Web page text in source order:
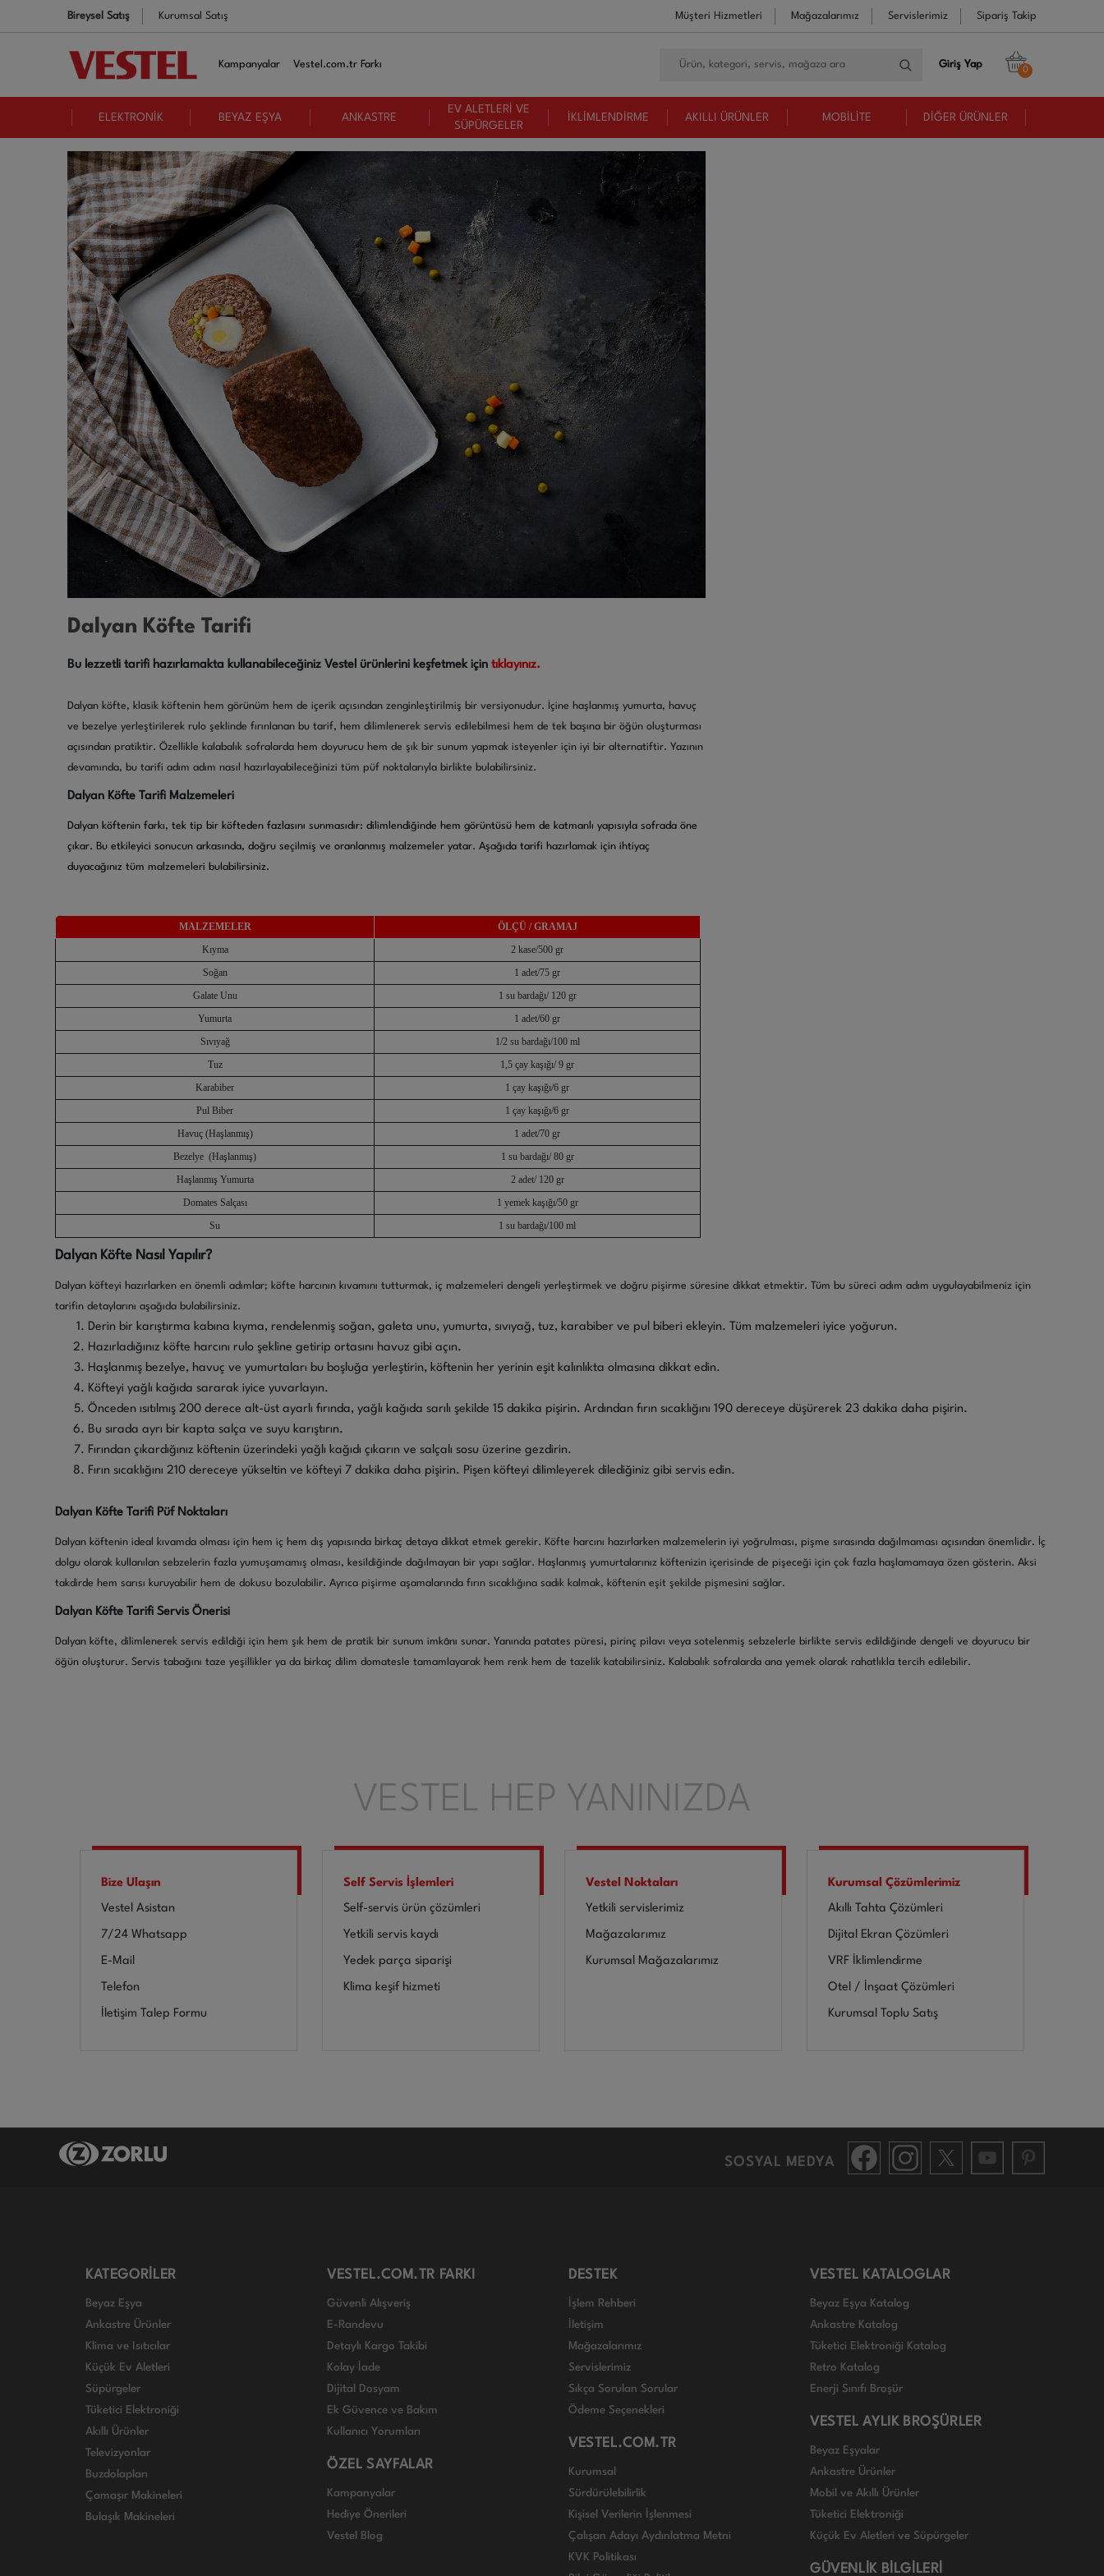
Bireysel Satış Kurumsal Satış Müşteri Hizmetleri Mağazalarımız Servislerimiz Sipariş Takip
Kampanyalar Vestel.com.tr Farkı Giriş Yap 0
ELEKTRONİK BEYAZ EŞYA ANKASTRE
EV ALETLERİ VE
SÜPÜRGELER
İKLİMLENDİRME AKILLI ÜRÜNLER MOBİLİTE DİĞER ÜRÜNLER
Dalyan Köfte Tarifi
Bu lezzetli tarifi hazırlamakta kullanabileceğiniz Vestel ürünlerini keşfetmek için tıklayınız.
Dalyan köfte, klasik köftenin hem görünüm hem de içerik açısından zenginleştirilmiş bir versiyonudur. İçine haşlanmış yumurta, havuç
ve bezelye yerleştirilerek rulo şeklinde fırınlanan bu tarif, hem dilimlenerek servis edilebilmesi hem de tek başına bir öğün oluşturması
açısından pratiktir. Özellikle kalabalık sofralarda hem doyurucu hem de şık bir sunum yapmak isteyenler için iyi bir alternatiftir. Yazının
devamında, bu tarifi adım adım nasıl hazırlayabileceğinizi tüm püf noktalarıyla birlikte bulabilirsiniz.
Dalyan Köfte Tarifi Malzemeleri
Dalyan köftenin farkı, tek tip bir köfteden fazlasını sunmasıdır: dilimlendiğinde hem görüntüsü hem de katmanlı yapısıyla sofrada öne
çıkar. Bu etkileyici sonucun arkasında, doğru seçilmiş ve oranlanmış malzemeler yatar. Aşağıda tarifi hazırlamak için ihtiyaç
duyacağınız tüm malzemeleri bulabilirsiniz.
MALZEMELER
ÖLÇÜ / GRAMAJ
Kıyma
2 kase/500 gr
Soğan
1 adet/75 gr
Galate Unu
1 su bardağı/ 120 gr
Yumurta
1 adet/60 gr
Sıvıyağ
1/2 su bardağı/100 ml
Tuz
1,5 çay kaşığı/ 9 gr
Karabiber
1 çay kaşığı/6 gr
Pul Biber
1 çay kaşığı/6 gr
Havuç (Haşlanmış)
1 adet/70 gr
Bezelye (Haşlanmış)
1 su bardağı/ 80 gr
Haşlanmış Yumurta
2 adet/ 120 gr
Domates Salçası
1 yemek kaşığı/50 gr
Su
1 su bardağı/100 ml
Dalyan Köfte Nasıl Yapılır?
Dalyan köfteyi hazırlarken en önemli adımlar; köfte harcının kıvamını tutturmak, iç malzemeleri dengeli yerleştirmek ve doğru pişirme süresine dikkat etmektir. Tüm bu süreci adım adım uygulayabilmeniz için
tarifin detaylarını aşağıda bulabilirsiniz.
Derin bir karıştırma kabına kıyma, rendelenmiş soğan, galeta unu, yumurta, sıvıyağ, tuz, karabiber ve pul biberi ekleyin. Tüm malzemeleri iyice yoğurun.
Hazırladığınız köfte harcını rulo şekline getirip ortasını havuz gibi açın.
Haşlanmış bezelye, havuç ve yumurtaları bu boşluğa yerleştirin, köftenin her yerinin eşit kalınlıkta olmasına dikkat edin.
Köfteyi yağlı kağıda sararak iyice yuvarlayın.
Önceden ısıtılmış 200 derece alt-üst ayarlı fırında, yağlı kağıda sarılı şekilde 15 dakika pişirin. Ardından fırın sıcaklığını 190 dereceye düşürerek 23 dakika daha pişirin.
Bu sırada ayrı bir kapta salça ve suyu karıştırın.
Fırından çıkardığınız köftenin üzerindeki yağlı kağıdı çıkarın ve salçalı sosu üzerine gezdirin.
Fırın sıcaklığını 210 dereceye yükseltin ve köfteyi 7 dakika daha pişirin. Pişen köfteyi dilimleyerek dilediğiniz gibi servis edin.
Dalyan Köfte Tarifi Püf Noktaları
Dalyan köftenin ideal kıvamda olması için hem iç hem dış yapısında birkaç detaya dikkat etmek gerekir. Köfte harcını hazırlarken malzemelerin iyi yoğrulması, pişme sırasında dağılmaması açısından önemlidir. İç
dolgu olarak kullanılan sebzelerin fazla yumuşamamış olması, kesildiğinde dağılmayan bir yapı sağlar. Haşlanmış yumurtalarınız köftenizin içerisinde de pişeceği için çok fazla haşlamamaya özen gösterin. Aksi
takdirde hem sarısı kuruyabilir hem de dokusu bozulabilir. Ayrıca pişirme aşamalarında fırın sıcaklığına sadık kalmak, köftenin eşit şekilde pişmesini sağlar.
Dalyan Köfte Tarifi Servis Önerisi
Dalyan köfte, dilimlenerek servis edildiği için hem şık hem de pratik bir sunum imkânı sunar. Yanında patates püresi, pirinç pilavı veya sotelenmiş sebzelerle birlikte servis edildiğinde dengeli ve doyurucu bir
öğün oluşturur. Servis tabağını taze yeşillikler ya da birkaç dilim domatesle tamamlayarak hem renk hem de tazelik katabilirsiniz. Kalabalık sofralarda ana yemek olarak rahatlıkla tercih edilebilir.
VESTEL HEP YANINIZDA
Bize Ulaşın
Vestel Asistan
7/24 Whatsapp
E-Mail
Telefon
İletişim Talep Formu
Self Servis İşlemleri
Self-servis ürün çözümleri
Yetkili servis kaydı
Yedek parça siparişi
Klima keşif hizmeti
Vestel Noktaları
Yetkili servislerimiz
Mağazalarımız
Kurumsal Mağazalarımız
Kurumsal Çözümlerimiz
Akıllı Tahta Çözümleri
Dijital Ekran Çözümleri
VRF İklimlendirme
Otel / İnşaat Çözümleri
Kurumsal Toplu Satış
SOSYAL MEDYA
KATEGORİLER
Beyaz Eşya
Ankastre Ürünler
Klima ve Isıtıcılar
Küçük Ev Aletleri
Süpürgeler
Tüketici Elektroniği
Akıllı Ürünler
Televizyonlar
Buzdolapları
Çamaşır Makineleri
Bulaşık Makineleri
VESTEL.COM.TR FARKI
Güvenli Alışveriş
E-Randevu
Detaylı Kargo Takibi
Kolay İade
Dijital Dosyam
Ek Güvence ve Bakım
Kullanıcı Yorumları
ÖZEL SAYFALAR
Kampanyalar
Hediye Önerileri
Vestel Blog
DESTEK
İşlem Rehberi
İletişim
Mağazalarımız
Servislerimiz
Sıkça Sorulan Sorular
Ödeme Seçenekleri
VESTEL.COM.TR
Kurumsal
Sürdürülebilirlik
Kişisel Verilerin İşlenmesi
Çalışan Adayı Aydınlatma Metni
KVK Politikası
VESTEL KATALOGLAR
Beyaz Eşya Katalog
Ankastre Katalog
Tüketici Elektroniği Katalog
Retro Katalog
Enerji Sınıfı Broşür
VESTEL AYLIK BROŞÜRLER
Beyaz Eşyalar
Ankastre Ürünler
Mobil ve Akıllı Ürünler
Tüketici Elektroniği
Küçük Ev Aletleri ve Süpürgeler
GÜVENLİK BİLGİLERİ